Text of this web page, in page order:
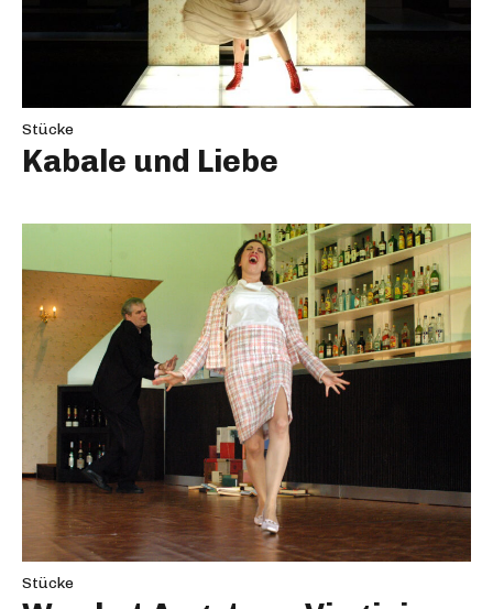
Stücke
Kabale und Liebe
Stücke